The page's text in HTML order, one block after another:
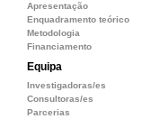
Apresentação
Enquadramento teórico
Metodologia
Financiamento
Equipa
Investigadoras/es
Consultoras/es
Parcerias